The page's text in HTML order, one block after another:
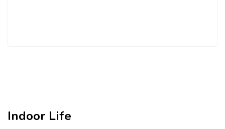
Indoor Life